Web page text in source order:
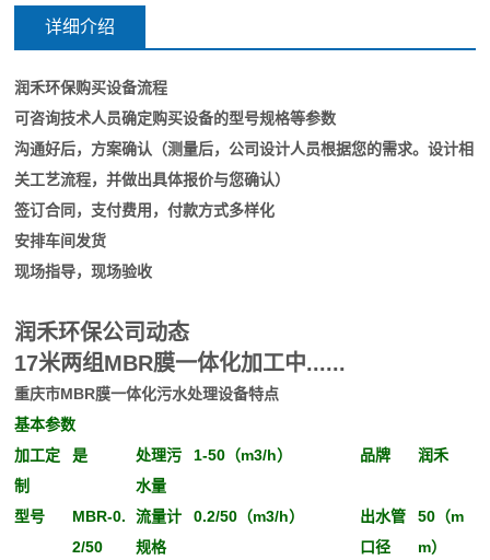
详细介绍
润禾环保购买设备流程
可咨询技术人员确定购买设备的型号规格等参数
沟通好后，方案确认（测量后，公司设计人员根据您的需求。设计相
关工艺流程，并做出具体报价与您确认）
签订合同，支付费用，付款方式多样化
安排车间发货
现场指导，现场验收
润禾环保公司动态
17米两组MBR膜一体化加工中......
重庆市MBR膜一体化污水处理设备特点
基本参数
加工定
制
是
处理污
水量
1-50（m3/h） 品牌 润禾
型号
MBR-0.
2/50
流量计
规格
0.2/50（m3/h）
出水管
口径
50（m
m）